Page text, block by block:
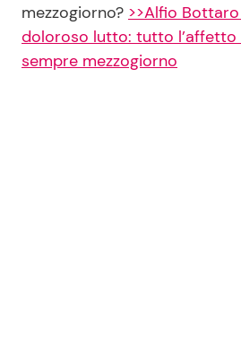
Contattaci
Pubblicità
mezzogiorno? >>Alfio
doloroso lutto: tutto l’affetto
sempre mezzogiorno